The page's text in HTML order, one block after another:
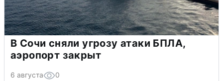
В Сочи сняли угрозу атаки БПЛА,
аэропорт закрыт
6 августа 0